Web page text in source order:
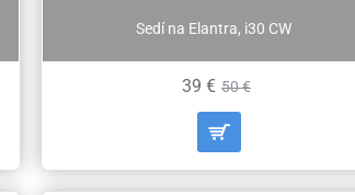
Sedí na Elantra, i30 CW
39 € 50 €